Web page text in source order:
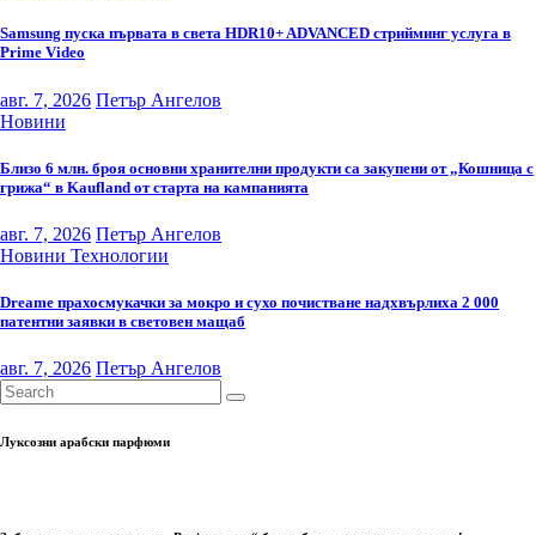
Samsung пуска първата в света HDR10+ ADVANCED стрийминг услуга в
Prime Video
авг. 7, 2026 Петър Ангелов
Новини
Близо 6 млн. броя основни хранителни продукти са закупени от „Кошница с
грижа“ в Kaufland от старта на кампанията
авг. 7, 2026 Петър Ангелов
Новини Технологии
Dreame прахосмукачки за мокро и сухо почистване надхвърлиха 2 000
патентни заявки в световен мащаб
авг. 7, 2026 Петър Ангелов
Луксозни арабски парфюми